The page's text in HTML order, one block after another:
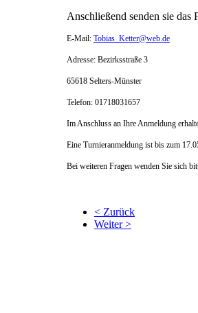
Anschließend senden sie das
E-Mail: Tobias_Ketter@web.de
Adresse: Bezirksstraße 3
65618 Selters-Münster
Telefon: 01718031657
Im Anschluss an Ihre Anmeldung
Eine Turnieranmeldung ist bis zum
Bei weiteren Fragen wenden Sie sich
< Zurück
Weiter >